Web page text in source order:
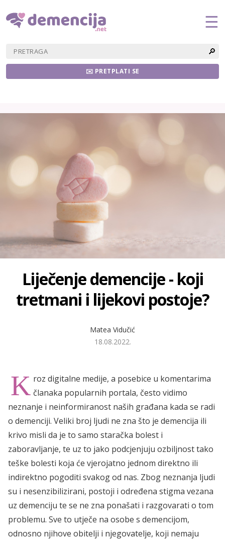
🔎
✉️ PRETPLATI SE
☰
Liječenje demencije - koji
tretmani i lijekovi postoje?
Matea Vidučić
18.08.2022.
K roz digitalne medije, a posebice u komentarima
članaka popularnih portala, često vidimo
neznanje i neinformiranost naših građana kada se radi
o demenciji. Veliki broj ljudi ne zna što je demencija ili
krivo misli da je to samo staračka bolest i
zaboravljanje, te uz to jako podcjenjuju ozbiljnost tako
teške bolesti koja će vjerojatno jednom direktno ili
indirektno pogoditi svakog od nas. Zbog neznanja ljudi
su i nesenzibilizirani, postoji i određena stigma vezana
uz demenciju te se ne zna ponašati i razgovarati o tom
problemu. Sve to utječe na osobe s demencijom,
odnosno njihove obitelji i njegovatelje, koji nemaju